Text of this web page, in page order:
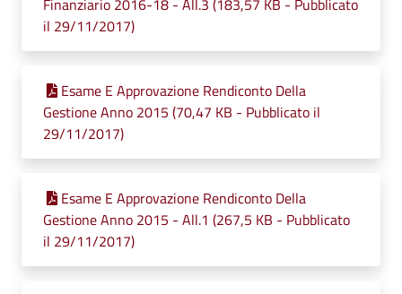
Finanziario 2016-18 - All.3 (183,57 KB - Pubblicato
il 29/11/2017)
Esame E Approvazione Rendiconto Della
Gestione Anno 2015 (70,47 KB - Pubblicato il
29/11/2017)
Esame E Approvazione Rendiconto Della
Gestione Anno 2015 - All.1 (267,5 KB - Pubblicato
il 29/11/2017)